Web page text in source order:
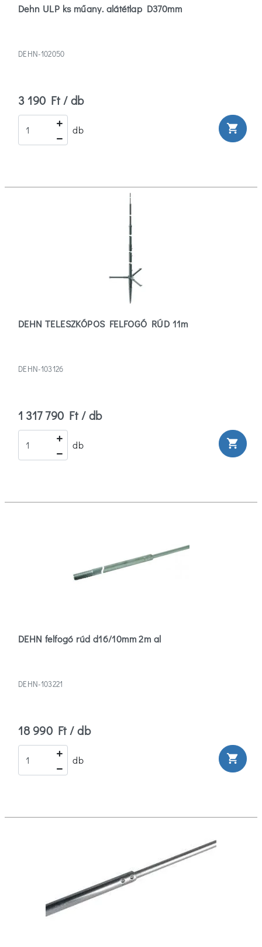
Dehn ULP ks műany. alátétlap D370mm
DEHN-102050
3 190 Ft / db
db shopping_cart
DEHN TELESZKÓPOS FELFOGÓ RÚD 11m
DEHN-103126
1 317 790 Ft / db
db shopping_cart
DEHN felfogó rúd d16/10mm 2m al
DEHN-103221
18 990 Ft / db
db shopping_cart